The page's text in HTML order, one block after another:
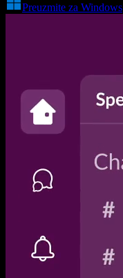
Preuzmite za Windows